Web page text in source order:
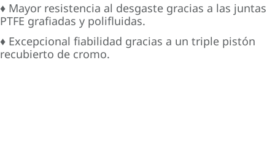
♦ Mayor resistencia al desgaste gracias a las juntas
PTFE grafiadas y polifluidas.
♦ Excepcional fiabilidad gracias a un triple pistón
recubierto de cromo.